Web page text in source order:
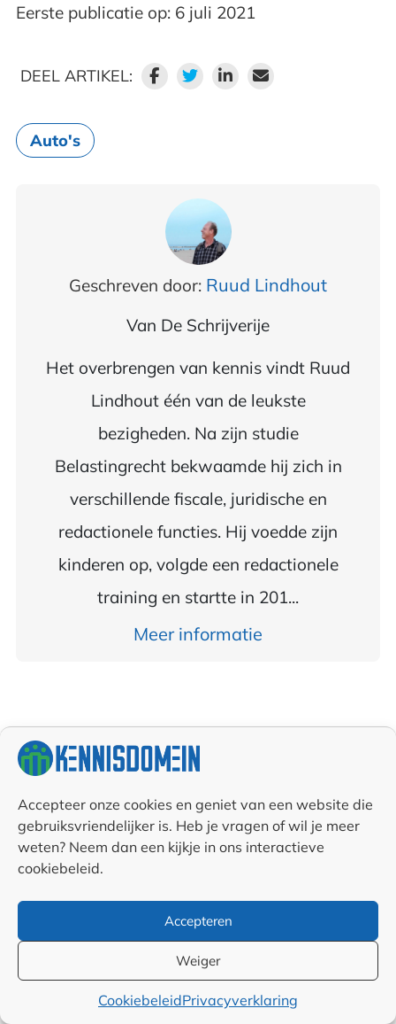
Accepteer onze cookies en geniet van een website die
gebruiksvriendelijker is. Heb je vragen of wil je meer
weten? Neem dan een kijkje in ons interactieve
cookiebeleid.
Accepteren
Weiger
CookiebeleidPrivacyverklaring
Eerste publicatie op: 6 juli 2021
DEEL ARTIKEL:
Auto's
Geschreven door: Ruud Lindhout
Van De Schrijverije
Het overbrengen van kennis vindt Ruud
Lindhout één van de leukste
bezigheden. Na zijn studie
Belastingrecht bekwaamde hij zich in
verschillende fiscale, juridische en
redactionele functies. Hij voedde zijn
kinderen op, volgde een redactionele
training en startte in 201...
Meer informatie
Aanbevolen artikelen
Black Belt- 6 tips om veilig